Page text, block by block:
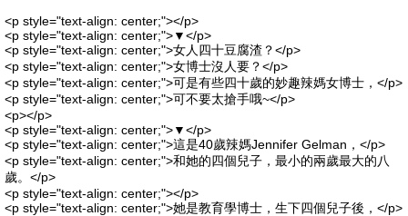
<p style="text-align: center;"></p>
<p style="text-align: center;">▼</p>
<p style="text-align: center;">女人四十豆腐渣？</p>
<p style="text-align: center;">女博士沒人要？</p>
<p style="text-align: center;">可是有些四十歲的妙趣辣媽女博士，</p>
<p style="text-align: center;">可不要太搶手哦~</p>
<p></p>
<p style="text-align: center;">▼</p>
<p style="text-align: center;">這是40歲辣媽Jennifer Gelman，</p>
<p style="text-align: center;">和她的四個兒子，最小的兩歲最大的八
歲。</p>
<p style="text-align: center;"></p>
<p style="text-align: center;">她是教育學博士，生下四個兒子後，</p>